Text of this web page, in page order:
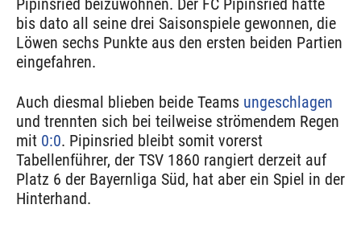
bis dato all seine drei Saisonspiele gewonnen, die
Löwen sechs Punkte aus den ersten beiden Partien
eingefahren.
Auch diesmal blieben beide Teams ungeschlagen
und trennten sich bei teilweise strömendem Regen
mit 0:0. Pipinsried bleibt somit vorerst
Tabellenführer, der TSV 1860 rangiert derzeit auf
Platz 6 der Bayernliga Süd, hat aber ein Spiel in der
Hinterhand.